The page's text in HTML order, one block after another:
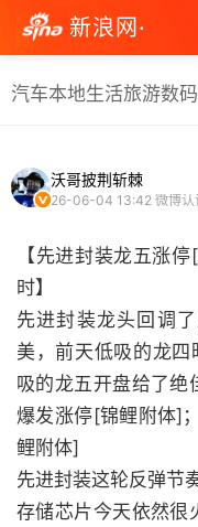
新浪网·
汽车本地生活旅游数码
沃哥披荆斩棘
26-06-04 13:42 微博认
【先进封装龙五涨
时】
先进封装龙头回调
美，前天低吸的龙
吸的龙五开盘给了绝
爆发涨停[锦鲤附体]
鲤附体]
先进封装这轮反弹节
存储芯片今天依然很